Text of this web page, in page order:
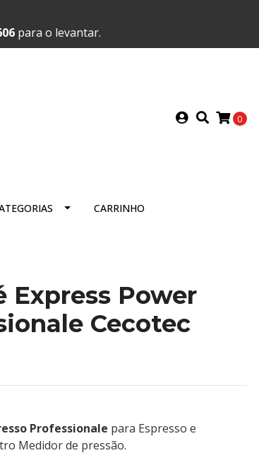
para o levantar.
0
CARRINHO
Express Power
Cecotec
Professionale para Espresso e
Medidor de pressão.